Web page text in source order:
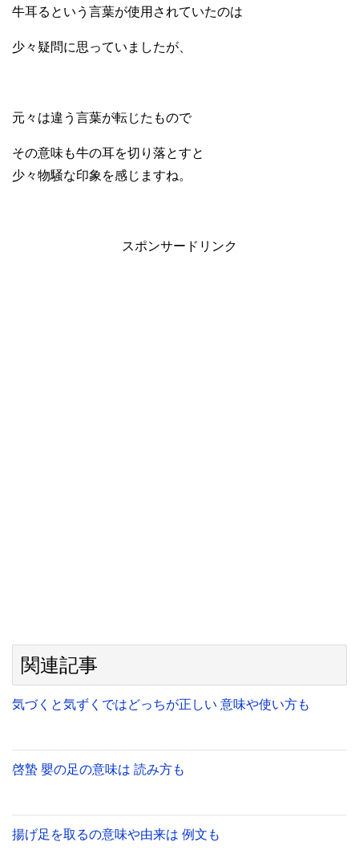
牛耳るという言葉が使用されていたのは
少々疑問に思っていましたが、
元々は違う言葉が転じたもので
その意味も牛の耳を切り落とすと
少々物騒な印象を感じますね。
スポンサードリンク
関連記事
気づくと気ずくではどっちが正しい 意味や使い方も
啓蟄 嬰の足の意味は 読み方も
揚げ足を取るの意味や由来は 例文も